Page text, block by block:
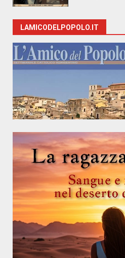
LAMICODELPOPOLO.IT